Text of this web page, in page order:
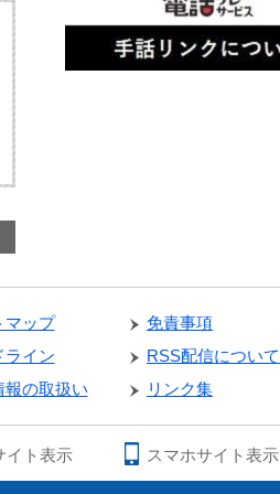
マップ
免責事項
ライン
RSS配信について
報の取扱い
リンク集
イト表示 スマホサイト表示